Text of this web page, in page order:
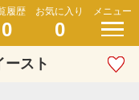
履歴
0
お気に入り
0
メニュー
ースト